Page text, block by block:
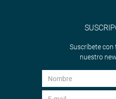
Suscríbete con
nuestro